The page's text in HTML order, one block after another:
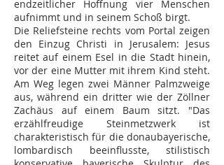
endzeitlicher Hoffnung vier Menschen
aufnimmt und in seinem Schoß birgt.
Die Reliefsteine rechts vom Portal zeigen
den Einzug Christi in Jerusalem: Jesus
reitet auf einem Esel in die Stadt hinein,
vor der eine Mutter mit ihrem Kind steht.
Am Weg legen zwei Männer Palmzweige
aus, während ein dritter wie der Zöllner
Zachäus auf einem Baum sitzt. "Das
erzählfreudige Steinmetzwerk ist
charakteristisch für die donaubayerische,
lombardisch beeinflusste, stilistisch